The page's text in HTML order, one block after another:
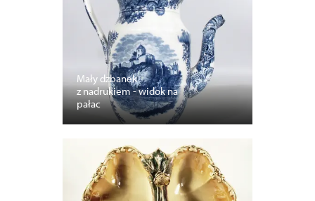
Mały dzbanek
z nadrukiem - widok na
pałac